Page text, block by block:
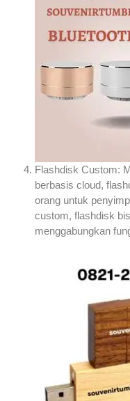
Flashdisk Custom:
berbasis cloud,
orang untuk
custom, flashdisk
menggabungkan